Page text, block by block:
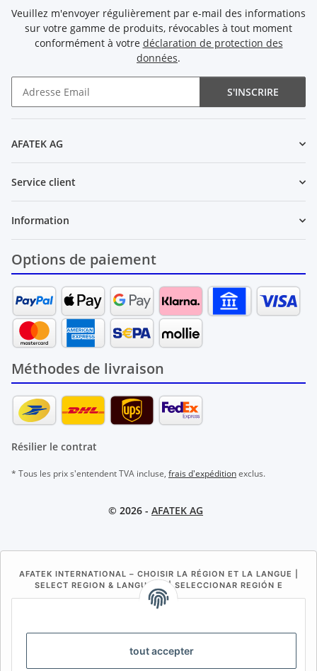
tout accepter
Veuillez m'envoyer régulièrement par e-mail des informations
sur votre gamme de produits, révocables à tout moment
conformément à votre déclaration de protection des
données.
S'INSCRIRE
AFATEK AG
Service client
Information
Options de paiement
Méthodes de livraison
Résilier le contrat
* Tous les prix s'entendent TVA incluse, frais d'expéditionexclus.
© 2026 - AFATEK AG
AFATEK INTERNATIONAL – CHOISIR LA RÉGION ET LA LANGUE |
SELECT REGION & LANGUAGE | SELECCIONAR REGIÓN E
IDIOMA
BE (NL) BE (FR)